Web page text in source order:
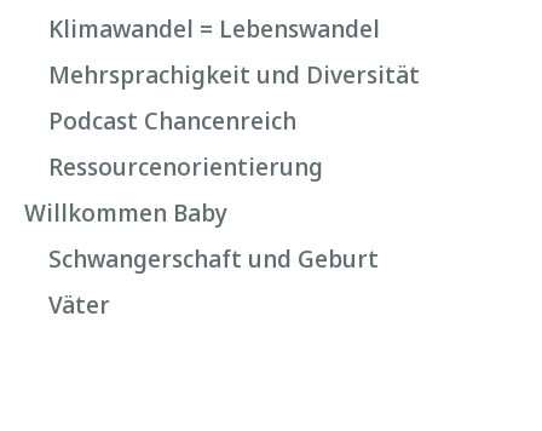
Klimawandel = Lebenswandel
Mehrsprachigkeit und Diversität
Podcast Chancenreich
Ressourcenorientierung
Willkommen Baby
Schwangerschaft und Geburt
Väter